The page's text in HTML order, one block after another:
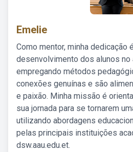
Emelie
Como mentor, minha dedicação
desenvolvimento dos alunos no
empregando métodos
conexões genuínas e são
e paixão. Minha missão é
sua jornada para se tornarem
utilizando abordagens
pelas principais instituições
dsw.aau.edu.et.